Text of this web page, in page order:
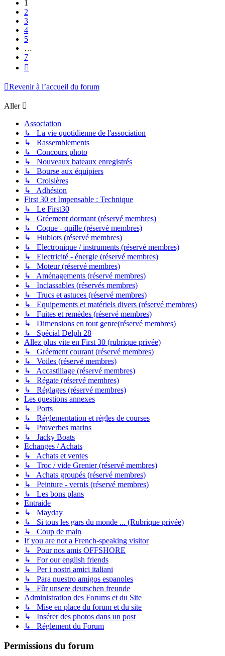
1
2
3
4
5
…
7
Revenir à l’accueil du forum
Aller
Association
↳ La vie quotidienne de l'association
↳ Rassemblements
↳ Concours photo
↳ Nouveaux bateaux enregistrés
↳ Bourse aux équipiers
↳ Croisières
↳ Adhésion
First 30 et Impensable : Technique
↳ Le First30
↳ Gréement dormant (réservé membres)
↳ Coque - quille (réservé membres)
↳ Hublots (réservé membres)
↳ Electronique / instruments (réservé membres)
↳ Electricité - énergie (réservé membres)
↳ Moteur (réservé membres)
↳ Aménagements (réservé membres)
↳ Inclassables (réservés membres)
↳ Trucs et astuces (réservé membres)
↳ Equipements et matériels divers (réservé membres)
↳ Fuites et remèdes (réservé membres)
↳ Dimensions en tout genre(réservé membres)
↳ Spécial Delph 28
Allez plus vite en First 30 (rubrique privée)
↳ Gréement courant (réservé membres)
↳ Voiles (réservé membres)
↳ Accastillage (réservé membres)
↳ Régate (réservé membres)
↳ Réglages (réservé membres)
Les questions annexes
↳ Ports
↳ Réglementation et règles de courses
↳ Proverbes marins
↳ Jacky Boats
Echanges / Achats
↳ Achats et ventes
↳ Troc / vide Grenier (réservé membres)
↳ Achats groupés (réservé membres)
↳ Peinture - vernis (réservé membres)
↳ Les bons plans
Entraide
↳ Mayday
↳ Si tous les gars du monde ... (Rubrique privée)
↳ Coup de main
If you are not a French-speaking visitor
↳ Pour nos amis OFFSHORE
↳ For our english friends
↳ Per i nostri amici italiani
↳ Para nuestro amigos espanoles
↳ Fûr unsere deutschen freunde
Administration des Forums et du Site
↳ Mise en place du forum et du site
↳ Insérer des photos dans un post
↳ Réglement du Forum
Permissions du forum